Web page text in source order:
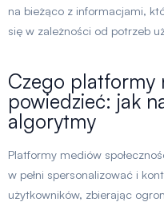
na bieżąco z informacjami,
się w zależności od potrzeb
Czego platformy
powiedzieć: jak
algorytmy
Platformy mediów
w pełni spersonalizować i
użytkowników, zbierając